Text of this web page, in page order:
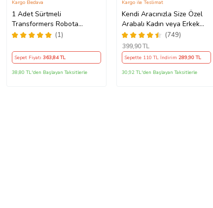
1 Adet Sürtmeli
Transformers Robota
Dönüşen Oyuncak Araba 13
(1)
Kargo Bedava
Sepet Fiyatı 363,84 TL
38,80 TL'den Başlayan Taksitlerle
Kendi Aracınızla Size Özel
Arabalı Kadın veya Erkek
Tasarımlı Karikatür Biblo ,
Babalar Günü Hediyesi,
Erkeğe Hediye, Rent A Car
Hediyesi
(749)
Kargo ile Teslimat
399,90 TL
Sepette 110 TL İndirim 289,90 TL
30,92 TL'den Başlayan Taksitlerle